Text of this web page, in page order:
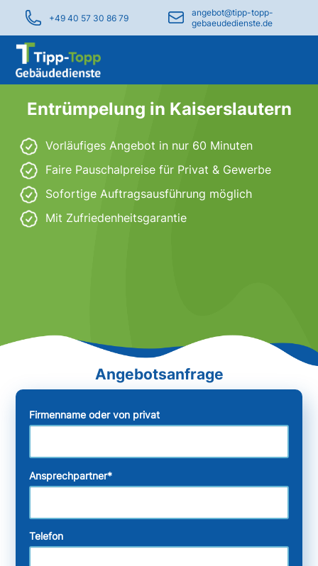
+49 40 57 30 86 79
angebot@tipp-topp-
gebaeudedienste.de
Entrümpelung in Kaiserslautern
Vorläufiges Angebot in nur 60 Minuten
Faire Pauschalpreise für Privat & Gewerbe
Sofortige Auftragsausführung möglich
Mit Zufriedenheitsgarantie
Firmenname oder von privat
Ansprechpartner*
Telefon